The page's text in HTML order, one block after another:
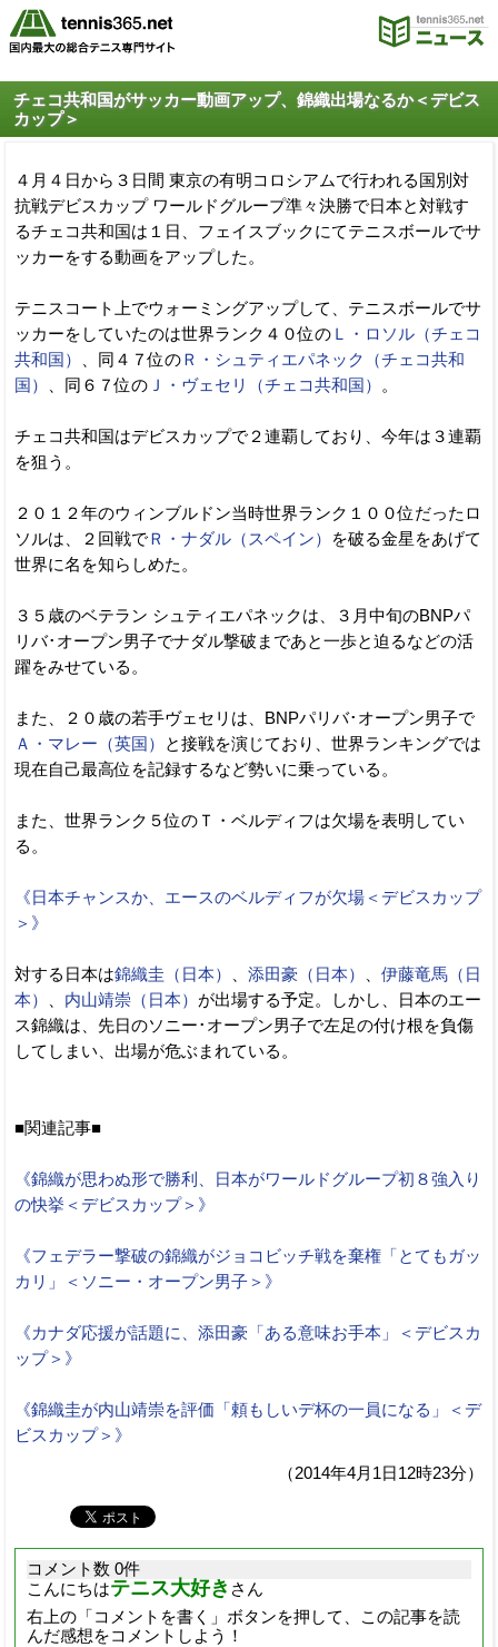
チェコ共和国がサッカー動画アップ、錦織出場なるか＜デビス
カップ＞
４月４日から３日間 東京の有明コロシアムで行われる国別対
抗戦デビスカップ ワールドグループ準々決勝で日本と対戦す
るチェコ共和国は１日、フェイスブックにてテニスボールでサ
ッカーをする動画をアップした。
テニスコート上でウォーミングアップして、テニスボールでサ
ッカーをしていたのは世界ランク４０位の Ｌ・ロソル（チェコ
共和国）
、同４７位のＲ・シュティエパネック（チェコ共和
国）
、同６７位の Ｊ・ヴェセリ（チェコ共和国） 。
チェコ共和国はデビスカップで２連覇しており、今年は３連覇
を狙う。
２０１２年のウィンブルドン当時世界ランク１００位だったロ
ソルは、２回戦でＲ・ナダル（スペイン）
を破る金星をあげて
世界に名を知らしめた。
３５歳のベテラン シュティエパネックは、３月中旬のBNPパ
リバ･オープン男子でナダル撃破まであと一歩と迫るなどの活
躍をみせている。
また、２０歳の若手ヴェセリは、BNPパリバ･オープン男子で
Ａ・マレー（英国）
と接戦を演じており、世界ランキングでは
現在自己最高位を記録するなど勢いに乗っている。
また、世界ランク５位のＴ・ベルディフは欠場を表明してい
る。
《日本チャンスか、エースのベルディフが欠場＜デビスカップ
＞》
対する日本は錦織圭（日本） 添田豪（日本）
伊藤竜馬（日
本）
内山靖崇（日本） が出場する予定。しかし、日本のエー
ス錦織は、先日のソニー･オープン男子で左足の付け根を負傷
してしまい、出場が危ぶまれている。
■関連記事■
《錦織が思わぬ形で勝利、日本がワールドグループ初８強入り
の快挙＜デビスカップ＞》
《フェデラー撃破の錦織がジョコビッチ戦を棄権「とてもガッ
カリ」＜ソニー・オープン男子＞》
《カナダ応援が話題に、添田豪「ある意味お手本」＜デビスカ
ップ＞》
《錦織圭が内山靖崇を評価「頼もしいデ杯の一員になる」＜デ
ビスカップ＞》
（2014年4月1日12時23分）
コメント数 0件
こんにちはテニス大好き さん
右上の「コメントを書く」ボタンを押して、この記事を読
んだ感想をコメントしよう！